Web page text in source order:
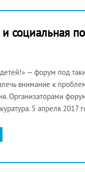
социальная
— форум под
внимание к
Организаторами
5 апреля